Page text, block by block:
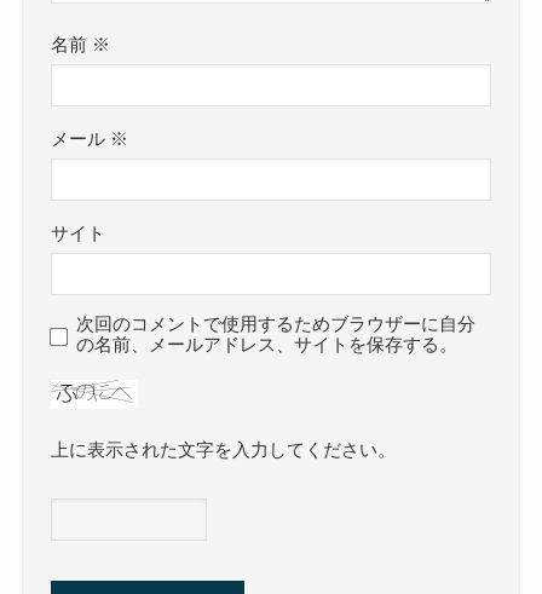
名前 ※
メール ※
サイト
次回のコメントで使用するためブラウザーに自分
の名前、メールアドレス、サイトを保存する。
上に表示された文字を入力してください。